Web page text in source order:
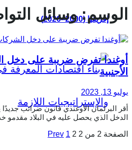
إفريقيا (2000–2026)
الوسم:وسائل
أوغندا تفرض ضريبة على دخل
الأجنبية
يوليو 13, 2023
الدخل الذي يحصل عليه في البلاد مقدمو
الصفحة 2 من 2
Prev 1 2